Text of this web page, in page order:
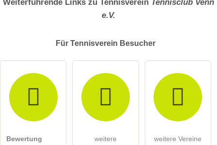
Weiterführende Links zu Tennisverein Tennisclub Venn
e.V.
Für Tennisverein Besucher
Bewertung
weitere
weitere Vereine